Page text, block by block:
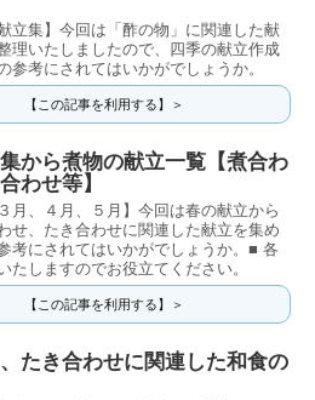
立集】今回は「酢の物」に関連した献
理いたしましたので、四季の献立作成
参考にされてはいかがでしょうか。
【この記事を利用する】＞
から煮物の献立一覧【煮合わ
わせ等】
月、４月、５月】今回は春の献立から
せ、たき合わせに関連した献立を集め
考にされてはいかがでしょうか。■ 各
たしますのでお役立てください。
【この記事を利用する】＞
たき合わせに関連した和食の